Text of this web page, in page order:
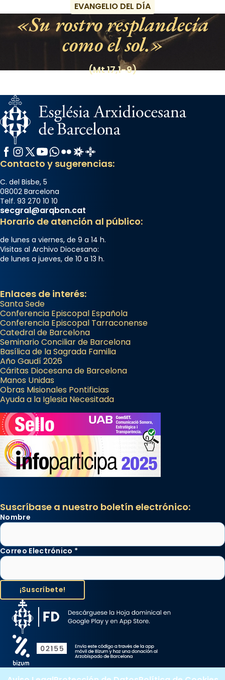
EVANGELIO DEL DÍA
Su rostro resplandecía
como el sol.
(Mt 17,1-9)
Facebook
Instagram
X / Twitter
YouTube
WhatsApp
FlickrRadio Estel
Catalunya Cristiana
Contacto y sugerencias:
C. del Bisbe, 5
08002 Barcelona
Telf. 93 270 10 10
secgral@arqbcn.cat
Horario de atención al público:
de lunes a viernes, de 9 a 14 h.
Visitas al Archivo Diocesano:
de lunes a jueves, de 10 a 13 h.
Enlaces de interés:
Santa Sede
Conferencia Episcopal Española
Conferencia Episcopal Tarraconense
Catedral de Barcelona
Seminario Conciliar de Barcelona
Basílica de la Sagrada Familia
Año Gaudí 2026
Cáritas Diocesana de Barcelona
Manos Unidas
Obras Misionales Pontificias
Ayuda a la Iglesia Necesitada
Suscríbase a nuestro boletín electrónico:
Nombre
Correo Electrónico *